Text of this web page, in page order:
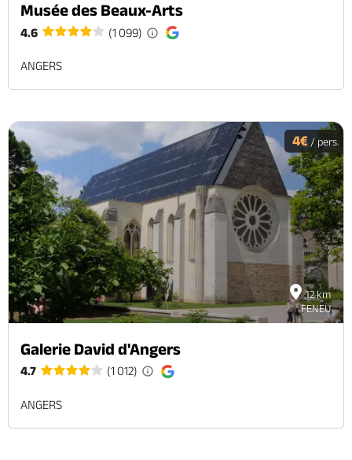
Musée des Beaux-Arts
4.6 (1 099)
ANGERS
12 km
FENEU
4€ / pers.
Galerie David d'Angers
4.7 (1 012)
ANGERS